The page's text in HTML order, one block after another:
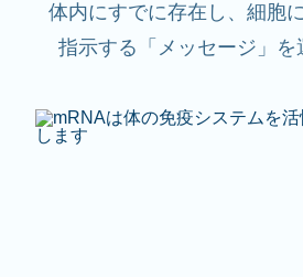
体内にすでに存在し、細胞
指示する「メッセージ」を